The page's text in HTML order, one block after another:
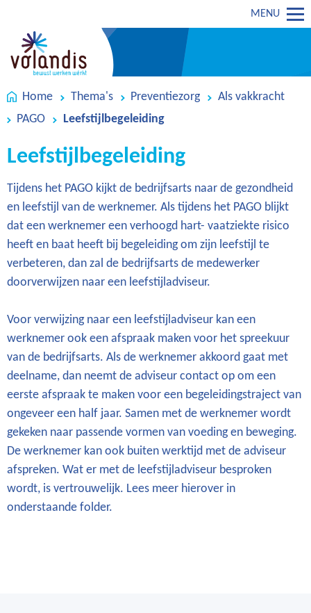
MENU
Home Thema's Preventiezorg
Als vakkracht
PAGO
Leefstijlbegeleiding
Leefstijlbegeleiding
Tijdens het PAGO kijkt de bedrijfsarts naar de gezondheid
en leefstijl van de werknemer. Als tijdens het PAGO blijkt
dat een werknemer een verhoogd hart- vaatziekte risico
heeft en baat heeft bij begeleiding om zijn leefstijl te
verbeteren, dan zal de bedrijfsarts de medewerker
doorverwijzen naar een leefstijladviseur.
Voor verwijzing naar een leefstijladviseur kan een
werknemer ook een afspraak maken voor het spreekuur
van de bedrijfsarts. Als de werknemer akkoord gaat met
deelname, dan neemt de adviseur contact op om een
eerste afspraak te maken voor een begeleidingstraject van
ongeveer een half jaar. Samen met de werknemer wordt
gekeken naar passende vormen van voeding en beweging.
De werknemer kan ook buiten werktijd met de adviseur
afspreken. Wat er met de leefstijladviseur besproken
wordt, is vertrouwelijk. Lees meer hierover in
onderstaande folder.